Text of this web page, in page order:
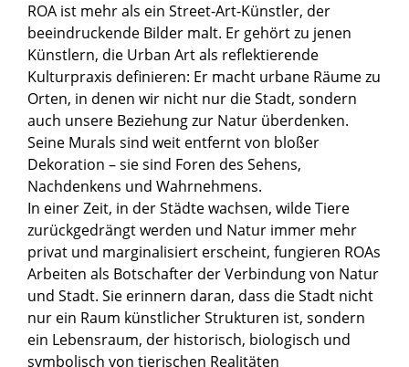
ROA ist mehr als ein Street-Art-Künstler, der
beeindruckende Bilder malt. Er gehört zu jenen
Künstlern, die Urban Art als reflektierende
Kulturpraxis definieren: Er macht urbane Räume zu
Orten, in denen wir nicht nur die Stadt, sondern
auch unsere Beziehung zur Natur überdenken.
Seine Murals sind weit entfernt von bloßer
Dekoration – sie sind Foren des Sehens,
Nachdenkens und Wahrnehmens.
In einer Zeit, in der Städte wachsen, wilde Tiere
zurückgedrängt werden und Natur immer mehr
privat und marginalisiert erscheint, fungieren ROAs
Arbeiten als Botschafter der Verbindung von Natur
und Stadt. Sie erinnern daran, dass die Stadt nicht
nur ein Raum künstlicher Strukturen ist, sondern
ein Lebensraum, der historisch, biologisch und
symbolisch von tierischen Realitäten